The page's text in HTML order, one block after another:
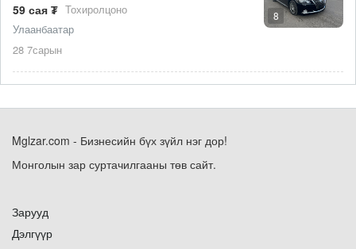
8
59 сая ₮ Тохиролцоно
Улаанбаатар
28 7сарын
Mglzar.com - Бизнесийн бүх зүйл нэг дор!
Монголын зар суртачилгааны төв сайт.
Зарууд
Дэлгүүр